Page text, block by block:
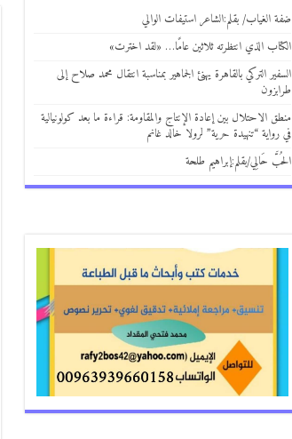
ضفة الغياب/ بقلم:الشاعر استيفات الوالي
الكتاب الذي انتظرته ثلاثين عامًا… «لقد اخترت»
السفير التركي بالقاهرة يهنئ الجماهير بمناسبة انتقال محمد صلاح إلى
طرابزون
منطق الاحتلال بين إعادة الإنتاج والمقاومة: قراءة ما بعد كولونيالية
في رواية “تنهيدة حرية” لرولا خالد غانم
الحُبَّ حَالِي/بقلم:إبراهيم طلحة